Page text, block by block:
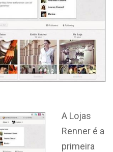
A Lojas
Renner é a
primeira